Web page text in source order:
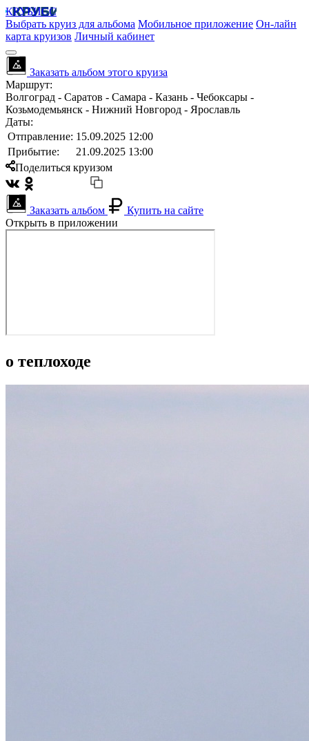
КРУБИСС
Выбрать круиз для альбома Мобильное приложение Он-лайн
карта круизов Личный кабинет
Заказать альбом этого круиза
Маршрут:
Волгоград - Саратов - Самара - Казань - Чебоксары -
Козьмодемьянск - Нижний Новгород - Ярославль
Даты:
Отправление: 15.09.2025 12:00
Прибытие:
21.09.2025 13:00
Поделиться круизом
Заказать альбом
Купить на сайте
Открыть в приложении
о теплоходе